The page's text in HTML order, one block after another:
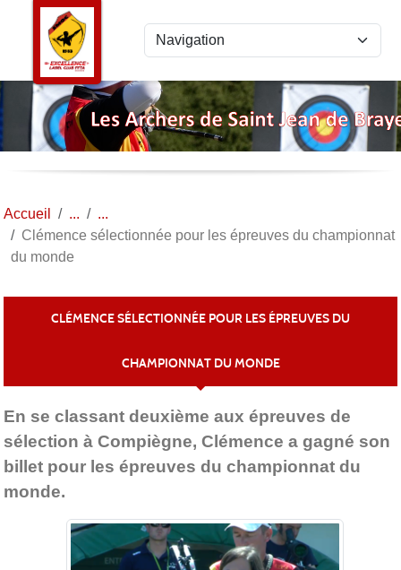
Accueil
Clémence sélectionnée pour les épreuves du championnat
du monde
CLÉMENCE SÉLECTIONNÉE POUR LES ÉPREUVES DU
CHAMPIONNAT DU MONDE
En se classant deuxième aux épreuves de
sélection à Compiègne, Clémence a gagné son
billet pour les épreuves du championnat du
monde.
Panneau de gestion des cookies